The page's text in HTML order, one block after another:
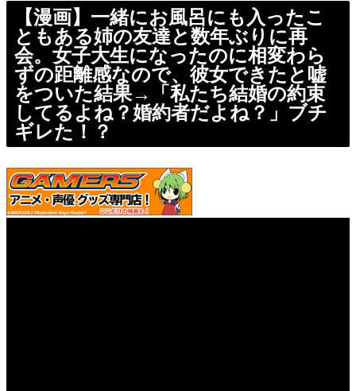
【漫画】一緒にお風呂にも入ったこ
ともある姉の友達と数年ぶりに再
会。女子大生になったのに相変わら
ずの距離感なので、彼女できたと嘘
をついた結果→「私たち結婚の約束
してるよね？婚約者だよね？」ブチ
ギレた！？